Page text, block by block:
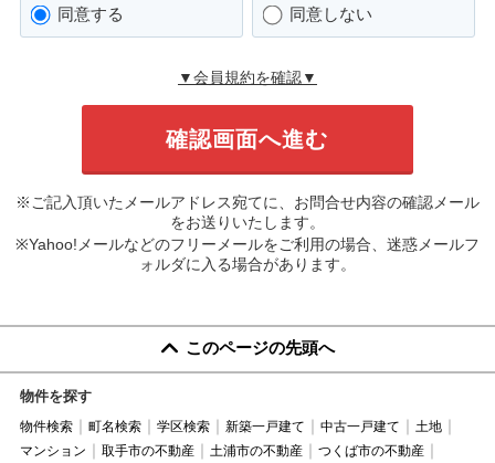
同意する 同意しない
▼会員規約を確認▼
※ご記入頂いたメールアドレス宛てに、お問合せ内容の確認メール
をお送りいたします。
※Yahoo!メールなどのフリーメールをご利用の場合、迷惑メールフ
ォルダに入る場合があります。
このページの先頭へ
物件を探す
物件検索 町名検索 学区検索 新築一戸建て 中古一戸建て
土地
マンション
取手市の不動産 土浦市の不動産
つくば市の不動産